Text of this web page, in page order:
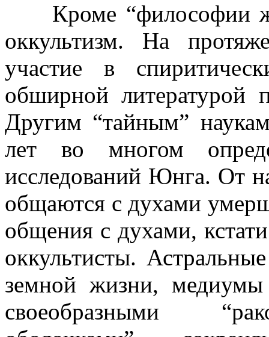
Кроме “философии
оккультизм. На
участие в
обширной литературой
Другим “тайным”
лет во многом
исследований Юнга. От
общаются с духами
общения с духами,
оккультисты.
земной жизни,
своеобразными